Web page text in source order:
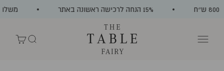
דילוג לתוכן 15% הנחה לרכישה ראשונה באתר משלוח
עגלת קניות
חיפוש
The Table Fairy
תפריט